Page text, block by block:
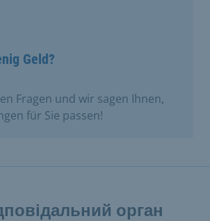
Geld?
Fragen und wir sagen Ihnen,
für Sie passen!
орган